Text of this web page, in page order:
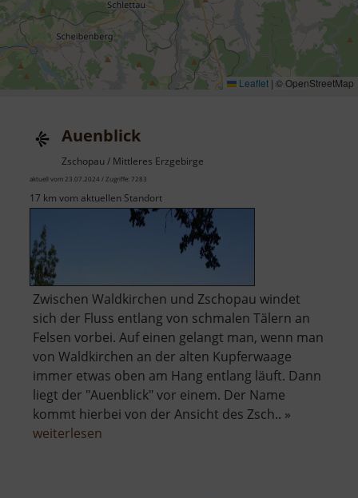
Leaflet | © OpenStreetMap
Auenblick
Zschopau / Mittleres Erzgebirge
aktuell vom 23.07.2024 / Zugriffe: 7283
17 km vom aktuellen Standort
Zwischen Waldkirchen und Zschopau windet
sich der Fluss entlang von schmalen Tälern an
Felsen vorbei. Auf einen gelangt man, wenn man
von Waldkirchen an der alten Kupferwaage
immer etwas oben am Hang entlang läuft. Dann
liegt der "Auenblick" vor einem. Der Name
kommt hierbei von der Ansicht des Zsch.. »
weiterlesen